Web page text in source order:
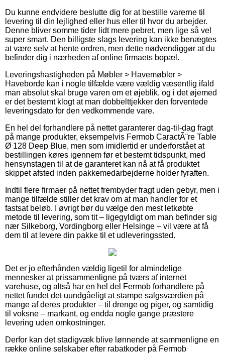
Du kunne endvidere beslutte dig for at bestille varerne til
levering til din lejlighed eller hus eller til hvor du arbejder.
Denne bliver somme tider lidt mere pebret, men lige så vel
super smart. Den billigste slags levering kan ikke benægtes
at være selv at hente ordren, men dette nødvendiggør at du
befinder dig i nærheden af online firmaets bopæl.
Leveringshastigheden på Møbler > Havemøbler >
Haveborde kan i nogle tilfælde være vældig væsentlig ifald
man absolut skal bruge varen om et øjeblik, og i det øjemed
er det bestemt klogt at man dobbelttjekker den forventede
leveringsdato for den vedkommende vare.
En hel del forhandlere på nettet garanterer dag-til-dag fragt
på mange produkter, eksempelvis Fermob CaractÃ¨re Table
Ø 128 Deep Blue, men som imidlertid er underforstået at
bestillingen køres igennem før et bestemt tidspunkt, med
hensynstagen til at de garanteret kan nå at få produktet
skippet afsted inden pakkemedarbejderne holder fyraften.
Indtil flere firmaer på nettet frembyder fragt uden gebyr, men i
mange tilfælde stiller det krav om at man handler for et
fastsat beløb. I øvrigt bør du vælge den mest letkøbte
metode til levering, som tit – ligegyldigt om man befinder sig
nær Silkeborg, Vordingborg eller Helsinge – vil være at få
dem til at levere din pakke til et udleveringssted.
Det er jo efterhånden vældig ligetil for almindelige
mennesker at prissammenligne på tværs af internet
varehuse, og altså har en hel del Fermob forhandlere på
nettet fundet det uundgåeligt at stampe salgsværdien på
mange af deres produkter – til drenge og piger, og samtidig
til voksne – markant, og endda nogle gange præstere
levering uden omkostninger.
Derfor kan det stadigvæk blive lønnende at sammenligne en
række online selskaber efter rabatkoder på Fermob